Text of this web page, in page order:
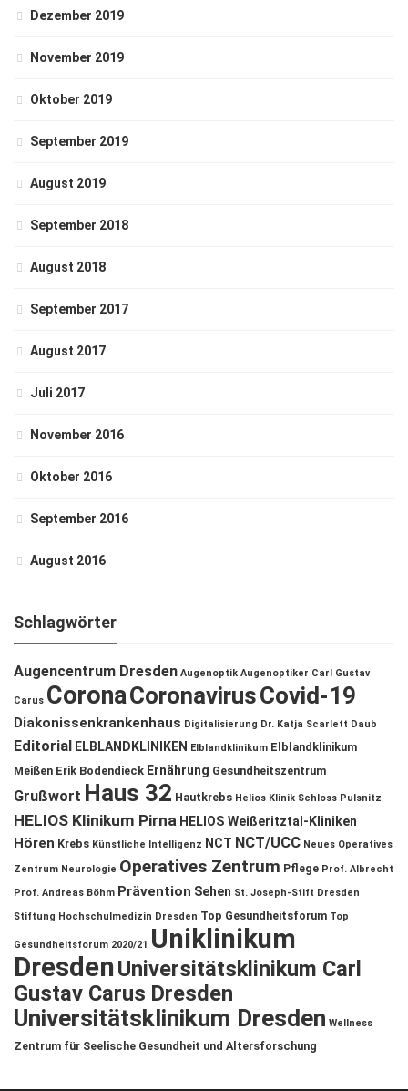
Dezember 2019
November 2019
Oktober 2019
September 2019
August 2019
September 2018
August 2018
September 2017
August 2017
Juli 2017
November 2016
Oktober 2016
September 2016
August 2016
Schlagwörter
Augencentrum Dresden Augenoptik Augenoptiker Carl Gustav
Carus CoronaCoronavirusCovid-19
Diakonissenkrankenhaus Digitalisierung Dr. Katja Scarlett Daub
Editorial ELBLANDKLINIKEN Elblandklinikum Elblandklinikum
Meißen Erik Bodendieck Ernährung Gesundheitszentrum
Grußwort Haus 32 Hautkrebs Helios Klinik Schloss Pulsnitz
HELIOS Klinikum Pirna HELIOS Weißeritztal-Kliniken
Hören Krebs Künstliche Intelligenz NCT NCT/UCC Neues Operatives
Zentrum Neurologie Operatives Zentrum Pflege Prof. Albrecht
Prof. Andreas Böhm Prävention Sehen St. Joseph-Stift Dresden
Stiftung Hochschulmedizin Dresden Top Gesundheitsforum Top
Gesundheitsforum 2020/21 Uniklinikum
DresdenUniversitätsklinikum Carl
Gustav Carus Dresden
Universitätsklinikum Dresden Wellness
Zentrum für Seelische Gesundheit und Altersforschung